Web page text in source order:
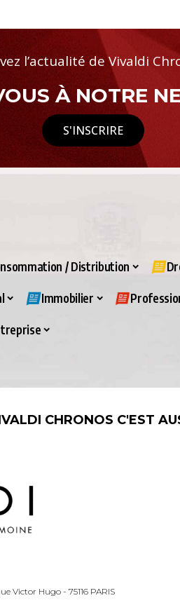
l’actualité de Vivaldi
À NOTRE
S'INSCRIRE
/ Distribution
Immobilier
CHRONOS C'EST
Victor Hugo - 75116 PARIS